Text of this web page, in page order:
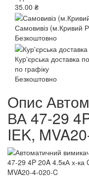
35.00 ₴
Самовивіз (м.Кривий
Безкоштовно
Кур'єрська доставка
по графіку
Безкоштовно
Опис
ВА 47-29
IEK,